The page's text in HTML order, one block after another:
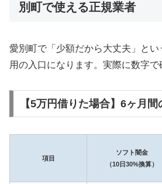
別町で使える正規業者
愛別町で「少額だから大丈夫」とい
用の入口になります。実際に数字で
【5万円借りた場合】6ヶ月
項目
ソフト闇金
（10日30%換算）